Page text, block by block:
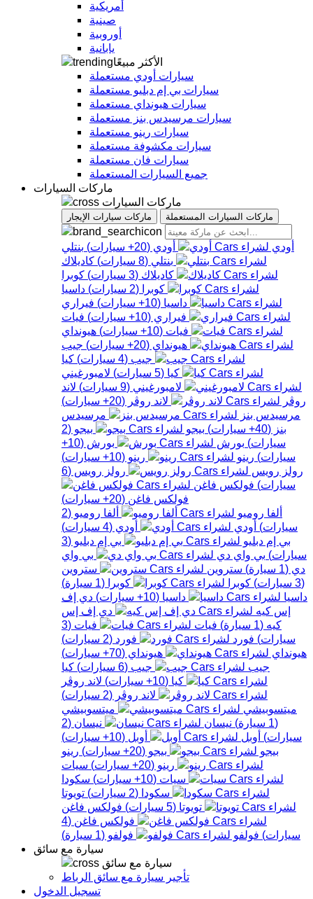
أمريكية
صينية
أوروبية
يابانية
الأكثر مبيعًا
سيارات أودي مستعملة
سيارات بي إم دبليو مستعملة
سيارات هيونداي مستعملة
سيارات مرسيدس بنز مستعملة
سيارات رينو مستعملة
سيارات مكشوفة مستعملة
سيارات فان مستعملة
جميع السيارات المستعملة
ماركات السيارات
ماركات السيارات
ماركات سيارات الإيجار ماركات السيارات المستعملة
أودي أودي (
20+ سيارات) بنتلي
بنتلي (
8 سيارات) كاديلاك
كاديلاك (
3 سيارات) كوبرا
كوبرا (
2 سيارات) داسيا
داسيا (
10+ سيارات) فيراري
فيراري (
10+ سيارات) فيات
فيات (
10+ سيارات) هيونداي
هيونداي (
20+ سيارات) جيب
جيب (
4 سيارات) كيا
كيا (
5 سيارات) لامبورغيني
لامبورغيني (
9 سيارات) لاند
روڤر
لاند روڤر (
20+ سيارات)
مرسيدس بنز
مرسيدس
بنز (
40+ سيارات) بيجو بيجو (
2
سيارات) بورش بورش (
10+
سيارات) رينو رينو (
10+ سيارات)
رولز رويس
رولز رويس (
6
سيارات) فولكس فاغن
فولكس فاغن (
20+ سيارات)
ألفا روميو
ألفا روميو (
2
سيارات) أودي أودي (
4 سيارات)
بي إم دبليو
بي إم دبليو (
3
سيارات) بي واي دي
بي واي
دي (
1 سيارة) ستروين
ستروين
(
3 سيارات) كوبرا كوبرا (
1 سيارة)
داسيا
داسيا (
10+ سيارات) دي إف
إس كيه
دي إف إس
كيه (
1 سيارة) فيات فيات (
3
سيارات) فورد فورد (
2 سيارات)
هيونداي
هيونداي (
70+ سيارات)
جيب
جيب (
6 سيارات) كيا
كيا (
10+ سيارات) لاند روڤر
لاند روڤر (
2 سيارات)
ميتسوبيشي
ميتسوبيشي
(
1 سيارة) نيسان نيسان (
2
سيارات) أوبل أوبل (
10+ سيارات)
بيجو
بيجو (
20+ سيارات) رينو
رينو (
20+ سيارات) سيات
سيات (
10+ سيارات) سكودا
سكودا (
2 سيارات) تويوتا
تويوتا (
5 سيارات) فولكس فاغن
فولكس فاغن (
4
سيارات) فولفو فولفو (
1 سيارة)
سيارة مع سائق
سيارة مع سائق
تأجير سيارة مع سائق الرباط
تسجيل الدخول